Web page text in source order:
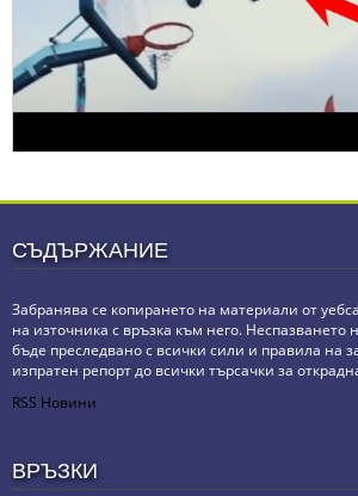
СЪДЪРЖАНИЕ
Забранява се копирането на материали от
на източника с връзка към него. Неспазването
бъде преследвано с всички сили и правила на
изпратен репорт до всички търсачки за
RSS Новини
ВРЪЗКИ